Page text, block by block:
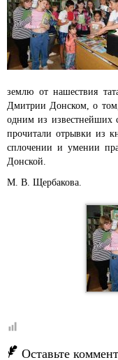
землю от нашествия
Дмитрии Донском, о том,
одним из известнейших
прочитали отрывки из
сплочении и умении
Донской.
М. В. Щербакова.
Оставьте